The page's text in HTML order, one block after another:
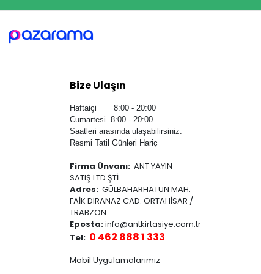
Bize Ulaşın
Haftaiçi 8:00 - 20:00
Cumartesi 8:00 - 20:00
Saatleri arasında ulaşabilirsiniz.
Resmi Tatil Günleri Hariç
Firma Ünvanı: ANT YAYIN
SATIŞ LTD.ŞTİ.
Adres: GÜLBAHARHATUN MAH.
FAİK DIRANAZ CAD. ORTAHİSAR /
TRABZON
Eposta:info@antkirtasiye.com.tr
Tel: 0 462 888 1 333
Mobil Uygulamalarımız